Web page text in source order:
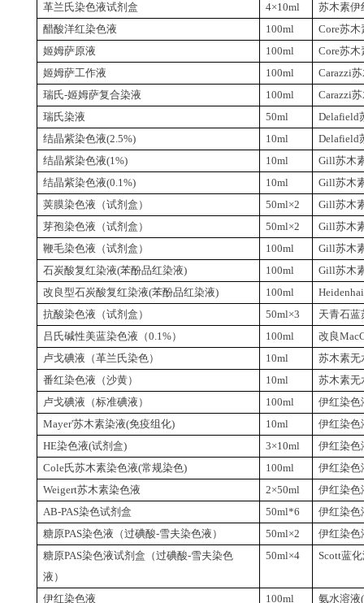
革兰氏染色液试剂盒
4×10ml
苏木素伊
醋酸洋红染色液
100ml Core苏木
姬姆萨原液
100ml Core苏木
姬姆萨工作液
100ml Carazzi
瑞氏-姬姆萨复合染液 100ml Carazzi
瑞氏染液
50ml Delafield
结晶紫染色液(2.5%) 10ml Delafield
结晶紫染色液(1%) 10ml Gill苏木
结晶紫染色液(0.1%) 10ml Gill苏木
荚膜染色液（试剂盒）
50ml×2 Gill苏木
芽孢染色液（试剂盒）
50ml×2 Gill苏木
鞭毛染色液（试剂盒）
100ml Gill苏木
石炭酸复红染液(苯酚品红染液) 100ml Gill苏木
改良型石炭酸复红染液(苯酚品红染液) 100ml
抗酸染色液（试剂盒）
50ml×3
天青石蓝
吕氏碱性美蓝染色液（0.1%） 100ml 改良
卢戈碘液（革兰氏染色）
10ml
苏木素无
番红染色液（沙黄）
10ml
苏木素无
卢戈碘液（标准碘液）
100ml
伊红染色
Mayer'苏木素染液(免疫组化) 10ml
伊红染色
HE染色液(试剂盒) 3×10ml
伊红染色
Cole氏苏木素染色液(常规染色) 100ml
伊红染色
Weigert苏木素染色液 2×50ml
伊红染色
AB-PAS染色试剂盒 50ml*6
伊红染色
糖原PAS染色液（过碘酸-雪夫染色液） 50ml×2
伊红染色
糖原PAS染色液试剂盒（过碘酸-雪夫染色
液）
50ml×4 Scott蓝
伊红染色液 100ml 氨水溶液